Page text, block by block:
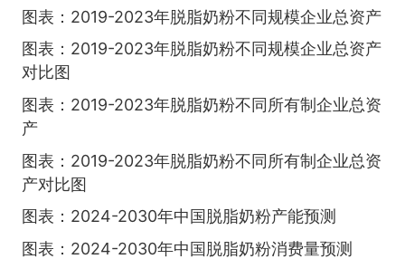
图表：2019-2023年脱脂奶粉不同规模企业总资产
图表：2019-2023年脱脂奶粉不同规模企业总资产
对比图
图表：2019-2023年脱脂奶粉不同所有制企业总资
产
图表：2019-2023年脱脂奶粉不同所有制企业总资
产对比图
图表：2024-2030年中国脱脂奶粉产能预测
图表：2024-2030年中国脱脂奶粉消费量预测